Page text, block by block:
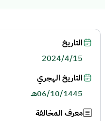
التاريخ
2024/4/15
التاريخ الهجري
06/10/1445هـ
معرف المخالفة